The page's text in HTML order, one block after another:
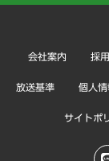
会社案内 採
放送基準 個人
サイトポ